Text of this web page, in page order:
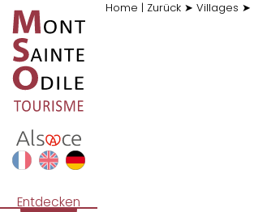
Home | Zurück ➤ Villages ➤
Entdecken